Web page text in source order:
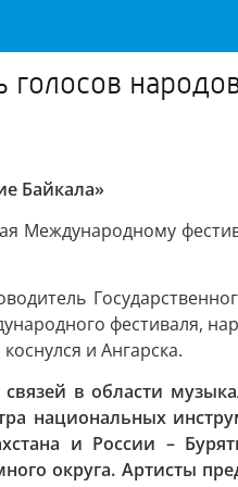
Байкала»
Международному
фестиваля,
и Ангарска.
в области
национальных
и России –
округа. Артисты